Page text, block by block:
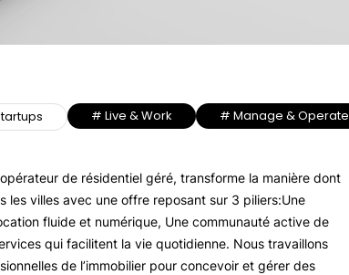
# Live & Work # Manage & Operate
de résidentiel géré, transforme la manière dont
les villes avec une offre reposant sur 3 piliers:Une
fluide et numérique, Une communauté active de
qui facilitent la vie quotidienne. Nous travaillons
de l’immobilier pour concevoir et gérer des